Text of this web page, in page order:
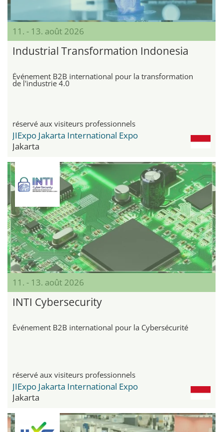
11. - 13. août 2026
Industrial Transformation Indonesia
Événement B2B international pour la transformation
de l'industrie 4.0
réservé aux visiteurs professionnels
JIExpo Jakarta International Expo
Jakarta
11. - 13. août 2026
INTI Cybersecurity
Événement B2B international pour la Cybersécurité
réservé aux visiteurs professionnels
JIExpo Jakarta International Expo
Jakarta